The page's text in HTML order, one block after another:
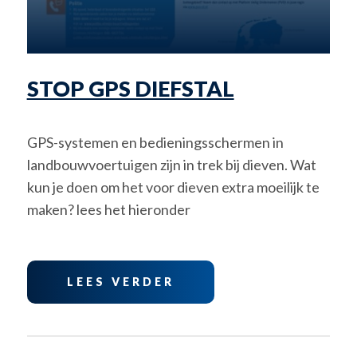
STOP GPS DIEFSTAL
GPS-systemen en bedieningsschermen in
landbouwvoertuigen zijn in trek bij dieven. Wat
kun je doen om het voor dieven extra moeilijk te
maken? lees het hieronder
LEES VERDER